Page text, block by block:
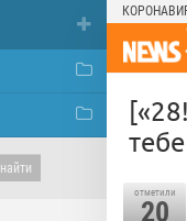
отметили
20